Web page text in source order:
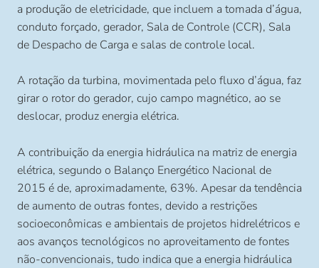
a produção de eletricidade, que incluem a tomada d’água,
conduto forçado, gerador, Sala de Controle (CCR), Sala
de Despacho de Carga e salas de controle local.
A rotação da turbina, movimentada pelo fluxo d’água, faz
girar o rotor do gerador, cujo campo magnético, ao se
deslocar, produz energia elétrica.
A contribuição da energia hidráulica na matriz de energia
elétrica, segundo o Balanço Energético Nacional de
2015 é de, aproximadamente, 63%. Apesar da tendência
de aumento de outras fontes, devido a restrições
socioeconômicas e ambientais de projetos hidrelétricos e
aos avanços tecnológicos no aproveitamento de fontes
não-convencionais, tudo indica que a energia hidráulica